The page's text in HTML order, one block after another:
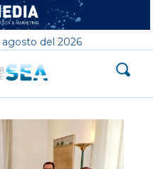
del 2026